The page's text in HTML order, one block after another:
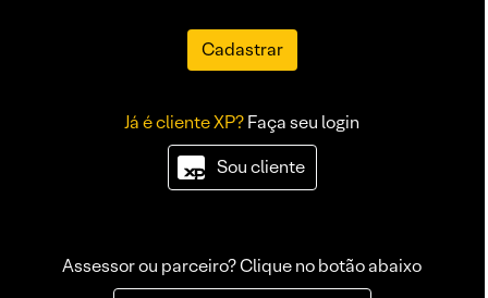
Cadastrar
Já é cliente XP?Faça seu login
Sou cliente
Assessor ou parceiro? Clique no botão abaixo